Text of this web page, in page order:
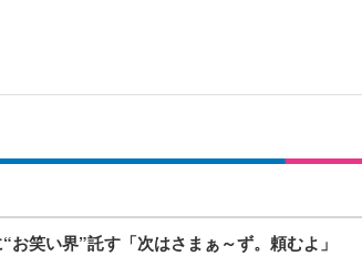
お笑い界”託す「次はさまぁ～ず。頼むよ」